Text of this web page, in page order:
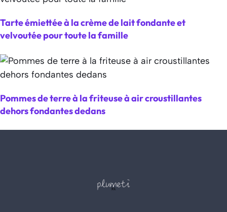
Tarte émiettée à la crème de lait fondante et
velvoutée pour toute la famille
Pommes de terre à la friteuse à air croustillantes
dehors fondantes dedans